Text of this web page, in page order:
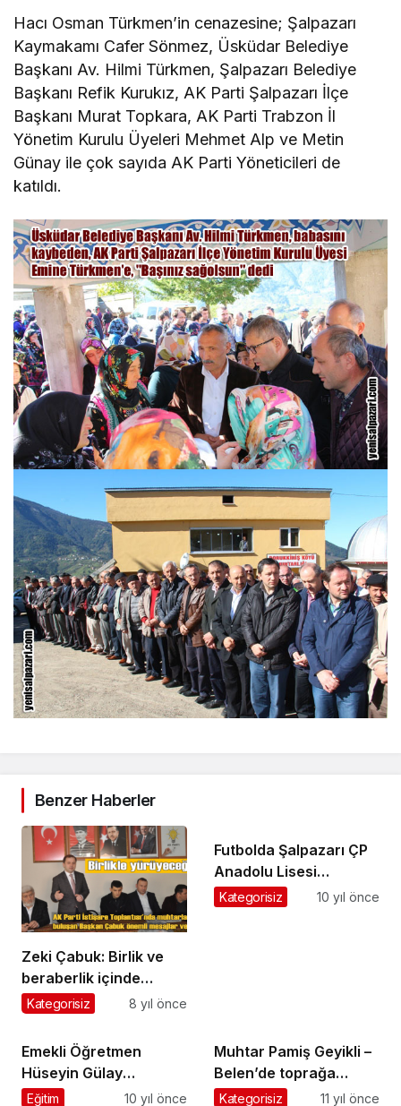
Hacı Osman Türkmen’in cenazesine; Şalpazarı
Kaymakamı Cafer Sönmez, Üsküdar Belediye
Başkanı Av. Hilmi Türkmen, Şalpazarı Belediye
Başkanı Refik Kurukız, AK Parti Şalpazarı İlçe
Başkanı Murat Topkara, AK Parti Trabzon İl
Yönetim Kurulu Üyeleri Mehmet Alp ve Metin
Günay ile çok sayıda AK Parti Yöneticileri de
katıldı.
Benzer Haberler
Zeki Çabuk: Birlik ve
beraberlik içinde
hareket edeceğiz
Kategorisiz 8 yıl önce
Futbolda Şalpazarı ÇP
Anadolu Lisesi
Şampiyon
Kategorisiz 10 yıl önce
Emekli Öğretmen
Hüseyin Gülay
Turalıuşağı’nda
Eğitim 10 yıl önce
Muhtar Pamiş Geyikli –
Belen’de toprağa
verildi
Kategorisiz 11 yıl önce